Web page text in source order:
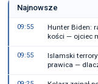
Najnowsze
09:55
Hunter Biden:
kości — ojciec
09:55
Islamski
prawica —